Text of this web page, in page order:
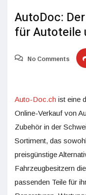
AutoDoc:
für Autoteile
No Comments
Auto-Doc.ch ist eine
Online-Verkauf von
Zubehör in der
Sortiment, das
preisgünstige
Fahrzeugbesitzern
passenden Teile für